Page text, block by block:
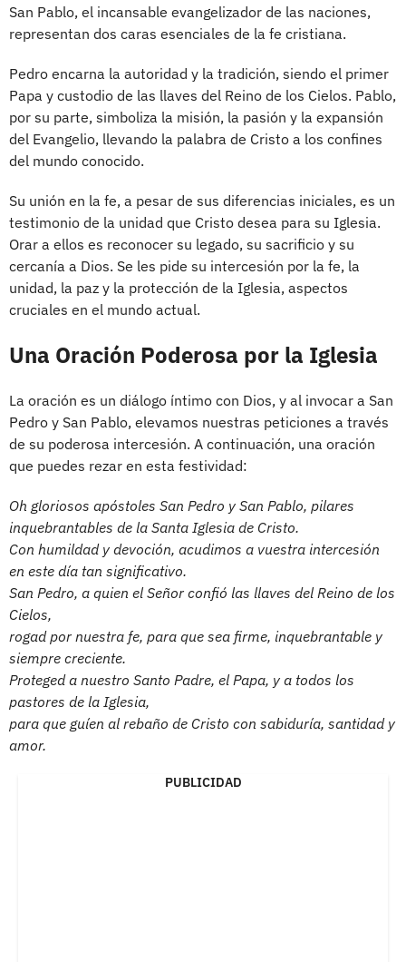
San Pablo, el incansable evangelizador de las naciones,
representan dos caras esenciales de la fe cristiana.
Pedro encarna la autoridad y la tradición, siendo el primer
Papa y custodio de las llaves del Reino de los Cielos. Pablo,
por su parte, simboliza la misión, la pasión y la expansión
del Evangelio, llevando la palabra de Cristo a los confines
del mundo conocido.
Su unión en la fe, a pesar de sus diferencias iniciales, es un
testimonio de la unidad que Cristo desea para su Iglesia.
Orar a ellos es reconocer su legado, su sacrificio y su
cercanía a Dios. Se les pide su intercesión por la fe, la
unidad, la paz y la protección de la Iglesia, aspectos
cruciales en el mundo actual.
Una Oración Poderosa por la Iglesia
La oración es un diálogo íntimo con Dios, y al invocar a San
Pedro y San Pablo, elevamos nuestras peticiones a través
de su poderosa intercesión. A continuación, una oración
que puedes rezar en esta festividad:
Oh gloriosos apóstoles San Pedro y San Pablo, pilares
inquebrantables de la Santa Iglesia de Cristo.
Con humildad y devoción, acudimos a vuestra intercesión
en este día tan significativo.
San Pedro, a quien el Señor confió las llaves del Reino de los
Cielos,
rogad por nuestra fe, para que sea firme, inquebrantable y
siempre creciente.
Proteged a nuestro Santo Padre, el Papa, y a todos los
pastores de la Iglesia,
para que guíen al rebaño de Cristo con sabiduría, santidad y
amor.
PUBLICIDAD